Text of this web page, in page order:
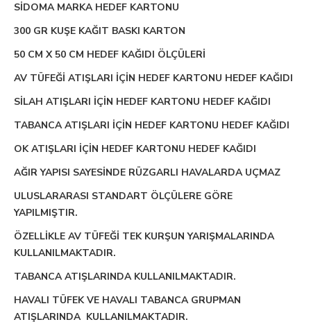
SİDOMA MARKA HEDEF KARTONU
300 GR KUŞE KAĞIT BASKI KARTON
50 CM X 50 CM HEDEF KAĞIDI ÖLÇÜLERİ
AV TÜFEĞİ ATIŞLARI İÇİN HEDEF KARTONU HEDEF KAĞIDI
SİLAH ATIŞLARI İÇİN HEDEF KARTONU HEDEF KAĞIDI
TABANCA ATIŞLARI İÇİN HEDEF KARTONU HEDEF KAĞIDI
OK ATIŞLARI İÇİN HEDEF KARTONU HEDEF KAĞIDI
AĞIR YAPISI SAYESİNDE RÜZGARLI HAVALARDA UÇMAZ
ULUSLARARASI STANDART ÖLÇÜLERE GÖRE
YAPILMIŞTIR.
ÖZELLİKLE AV TÜFEĞİ TEK KURŞUN YARIŞMALARINDA
KULLANILMAKTADIR.
TABANCA ATIŞLARINDA KULLANILMAKTADIR.
HAVALI TÜFEK VE HAVALI TABANCA GRUPMAN
ATIŞLARINDA KULLANILMAKTADIR.